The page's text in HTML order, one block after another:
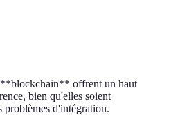
**blockchain** offrent un haut
bien qu'elles soient
problèmes d'intégration.